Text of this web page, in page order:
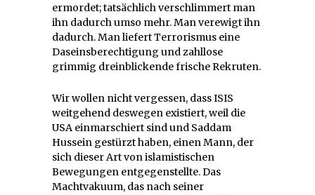
ermordet; tatsächlich verschlimmert man
ihn dadurch umso mehr. Man verewigt ihn
dadurch. Man liefert Terrorismus eine
Daseinsberechtigung und zahllose
grimmig dreinblickende frische Rekruten.
Wir wollen nicht vergessen, dass ISIS
weitgehend deswegen existiert, weil die
USA einmarschiert sind und Saddam
Hussein gestürzt haben, einen Mann, der
sich dieser Art von islamistischen
Bewegungen entgegenstellte. Das
Machtvakuum, das nach seiner